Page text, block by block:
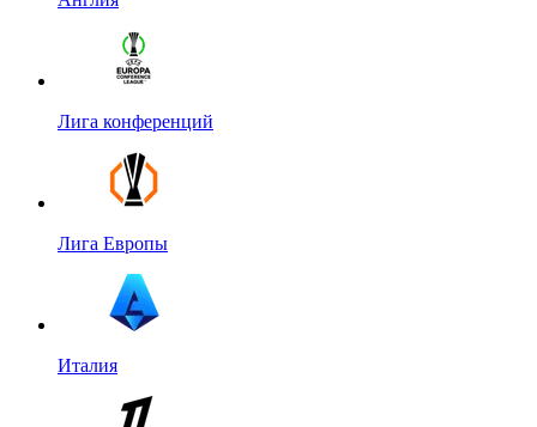
Лига конференций
Лига Европы
Италия